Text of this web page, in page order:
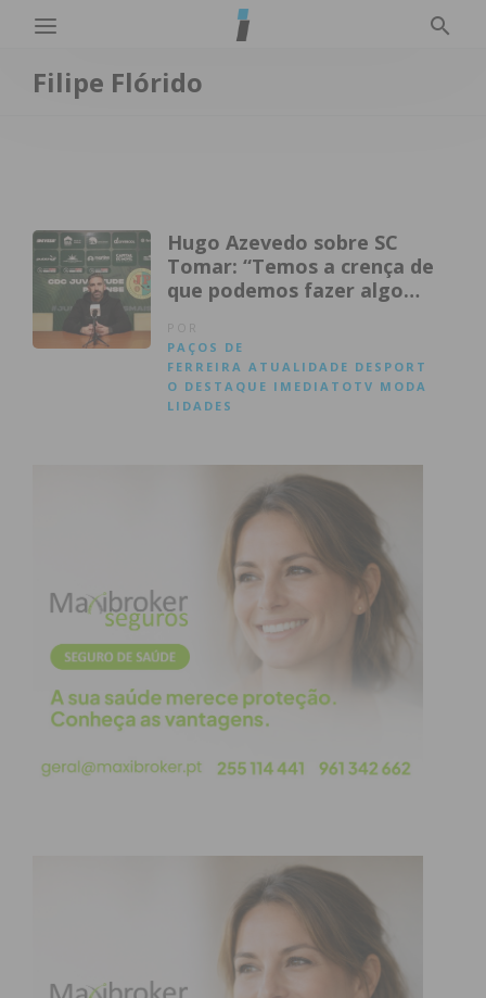
Filipe Flórido
Hugo Azevedo sobre SC
Tomar: “Temos a crença de
que podemos fazer algo
PAÇOS DE
FERREIRA ATUALIDADE DESPORT
O DESTAQUE IMEDIATOTV MODA
LIDADES